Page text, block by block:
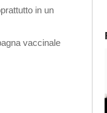
in un
vaccinale